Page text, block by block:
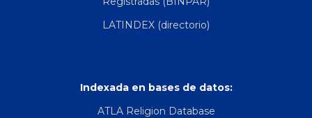
LATINDEX (directorio)
Indexada en bases de datos:
ATLA Religion Database